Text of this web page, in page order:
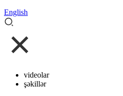
English
videolar
şəkillər